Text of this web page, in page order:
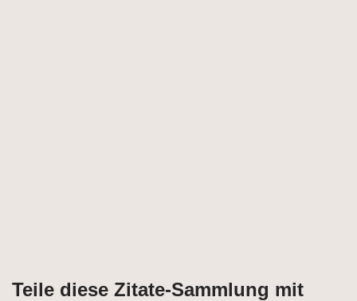
Teile diese Zitate-Sammlung mit